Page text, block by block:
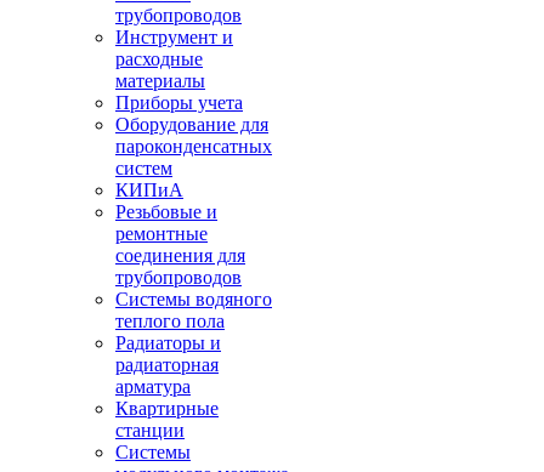
трубопроводов
Инструмент и
расходные
материалы
Приборы учета
Оборудование для
пароконденсатных
систем
КИПиА
Резьбовые и
ремонтные
соединения для
трубопроводов
Системы водяного
теплого пола
Радиаторы и
радиаторная
арматура
Квартирные
станции
Системы